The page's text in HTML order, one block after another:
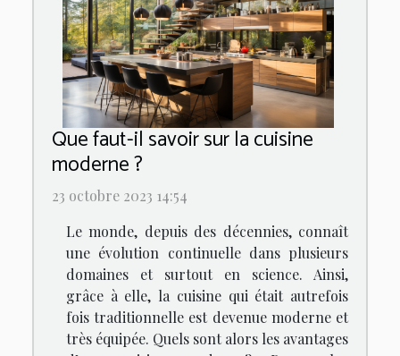
Que faut-il savoir sur la cuisine
moderne ?
23 octobre 2023 14:54
Le monde, depuis des décennies, connaît
une évolution continuelle dans plusieurs
domaines et surtout en science. Ainsi,
grâce à elle, la cuisine qui était autrefois
fois traditionnelle est devenue moderne et
très équipée. Quels sont alors les avantages